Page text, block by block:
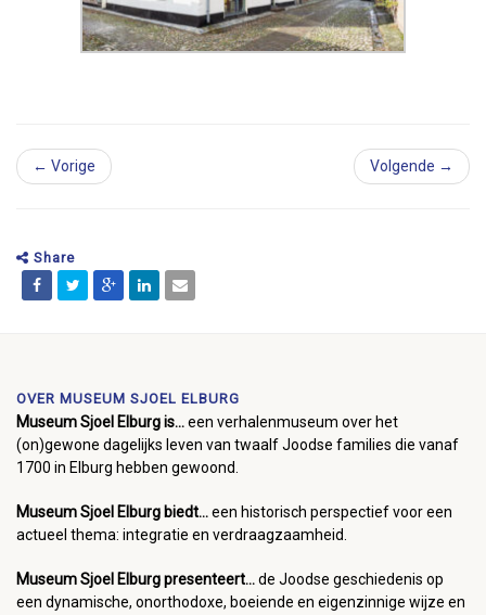
← Vorige Volgende →
Share
OVER MUSEUM SJOEL ELBURG
Museum Sjoel Elburg is...een verhalenmuseum over het
(on)gewone dagelijks leven van twaalf Joodse families die vanaf
1700 in Elburg hebben gewoond.
Museum Sjoel Elburg biedt...een historisch perspectief voor een
actueel thema: integratie en verdraagzaamheid.
Museum Sjoel Elburg presenteert...de Joodse geschiedenis op
een dynamische, onorthodoxe, boeiende en eigenzinnige wijze en